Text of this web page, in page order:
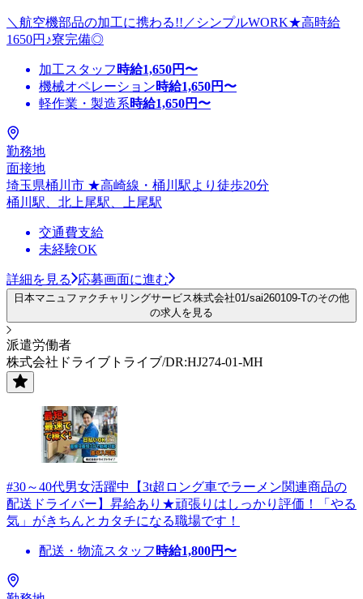
＼航空機部品の加工に携わる!!／シンプルWORK★高時給
1650円♪寮完備◎
加工スタッフ 時給1,650円〜
機械オペレーション時給1,650円〜
軽作業・製造系時給1,650円〜
勤務地
面接地
埼玉県桶川市 ★高崎線・桶川駅より徒歩20分
桶川駅、北上尾駅、上尾駅
交通費支給
未経験OK
詳細を見る 応募画面に進む
日本マニュファクチャリングサービス株式会社01/sai260109-Tのその他
の求人を見る
派遣労働者
株式会社ドライブトライブ/DR:HJ274-01-MH
#30～40代男女活躍中【3t超ロング車でラーメン関連商品の
配送ドライバー】昇給あり★頑張りはしっかり評価！「やる
気」がきちんとカタチになる職場です！
配送・物流スタッフ 時給1,800円〜